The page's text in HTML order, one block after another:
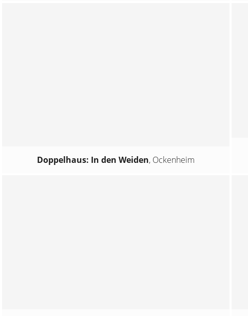
Doppelhaus: In den Weiden, Ockenheim